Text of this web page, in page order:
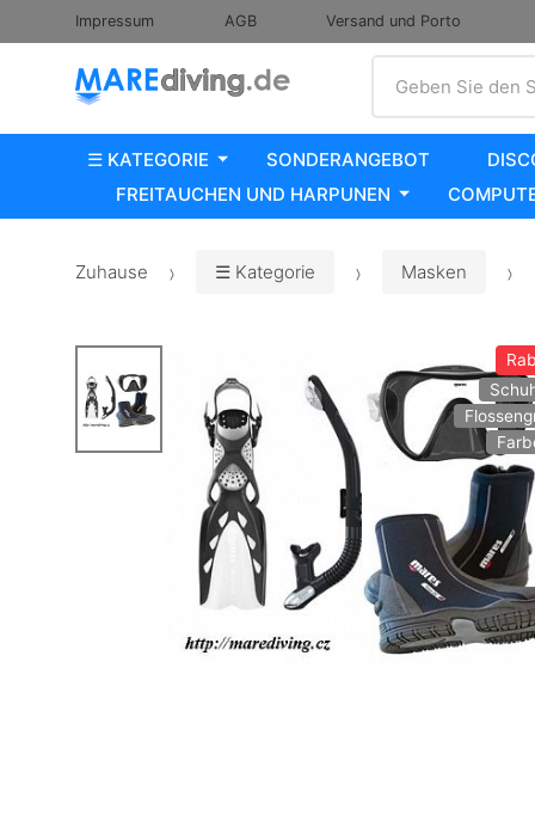
Impressum AGB Versand und Porto
Geben Sie den
☰ KATEGORIE SONDERANGEBOT
FREITAUCHEN UND HARPUNEN
Zuhause ☰ Kategorie Masken